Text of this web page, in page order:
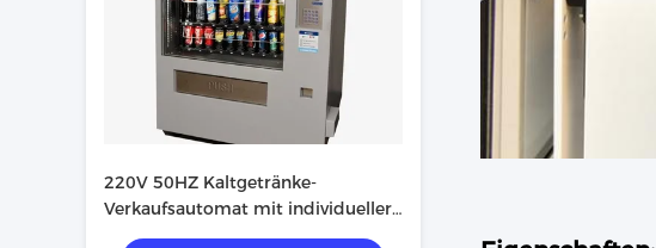
220V 50HZ Kaltgetränke-
Verkaufsautomat mit individueller
Farbmalung